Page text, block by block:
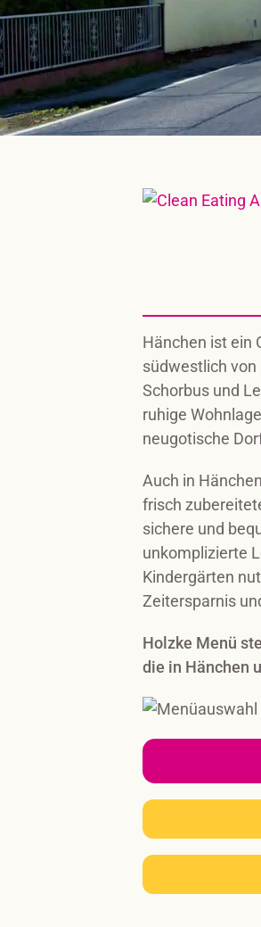
Hänchen ist ein
südwestlich von
Schorbus und
ruhige
neugotische
Auch in
frisch
sichere und
unkomplizierte
Kindergärten
Zeitersparnis
Holzke Menü
die in Hänchen